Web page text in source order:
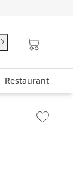
Restaurant